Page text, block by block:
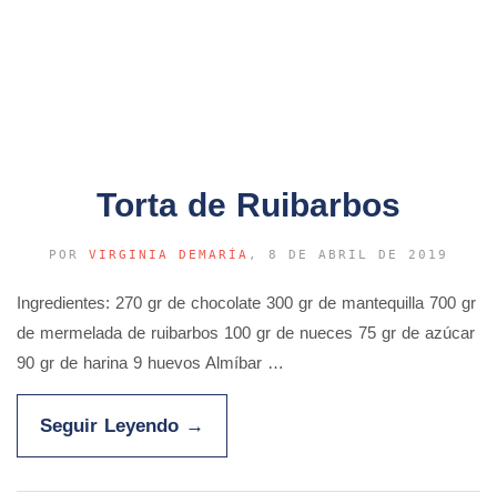
Torta de Ruibarbos
POR VIRGINIA DEMARÍA , 8 DE ABRIL DE 2019
Ingredientes: 270 gr de chocolate 300 gr de mantequilla 700 gr
de mermelada de ruibarbos 100 gr de nueces 75 gr de azúcar
90 gr de harina 9 huevos Almíbar …
Seguir Leyendo →